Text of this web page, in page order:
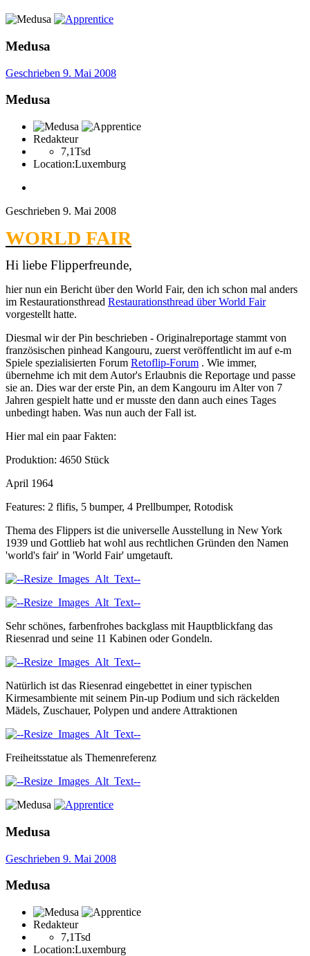
Medusa
Geschrieben 9. Mai 2008
Medusa
Redakteur
7,1Tsd
Location:Luxemburg
Geschrieben 9. Mai 2008
WORLD FAIR
Hi liebe Flipperfreunde,
hier nun ein Bericht über den World Fair, den ich schon mal anders
im Restaurationsthread Restaurationsthread über World Fair
vorgestellt hatte.
Diesmal wir der Pin beschrieben - Originalreportage stammt von
französischen pinhead Kangouru, zuerst veröffentlicht im auf e-m
Spiele spezialisierten Forum Retoflip-Forum . Wie immer,
übernehme ich mit dem Autor's Erlaubnis die Reportage und passe
sie an. Dies war der erste Pin, an dem Kangouru im Alter von 7
Jahren gespielt hatte und er musste den dann auch eines Tages
unbedingt haben. Was nun auch der Fall ist.
Hier mal ein paar Fakten:
Produktion: 4650 Stück
April 1964
Features: 2 flifis, 5 bumper, 4 Prellbumper, Rotodisk
Thema des Flippers ist die universelle Ausstellung in New York
1939 und Gottlieb hat wohl aus rechtlichen Gründen den Namen
'world's fair' in 'World Fair' umgetauft.
Sehr schönes, farbenfrohes backglass mit Hauptblickfang das
Riesenrad und seine 11 Kabinen oder Gondeln.
Natürlich ist das Riesenrad eingebettet in einer typischen
Kirmesambiente mit seinem Pin-up Podium und sich räckelden
Mädels, Zuschauer, Polypen und andere Attraktionen
Freiheitsstatue als Themenreferenz
Medusa
Geschrieben 9. Mai 2008
Medusa
Redakteur
7,1Tsd
Location:Luxemburg